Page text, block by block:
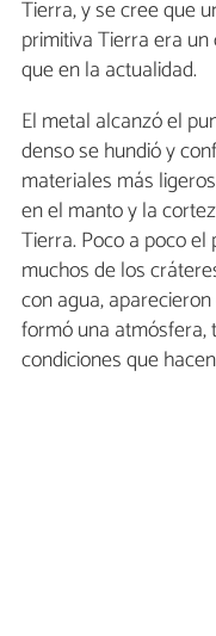
Tierra, y se cree que
primitiva Tierra era
que en la actualidad.
El metal alcanzó el
denso se hundió y
materiales más
en el manto y la
Tierra. Poco a poco
muchos de los
con agua,
formó una atmósfera,
condiciones que